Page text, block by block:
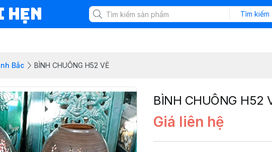
Hẹn Tìm kiếm
Bắc BÌNH CHUÔNG H52 VẼ
BÌNH CHUÔNG H52
Giá liên hệ